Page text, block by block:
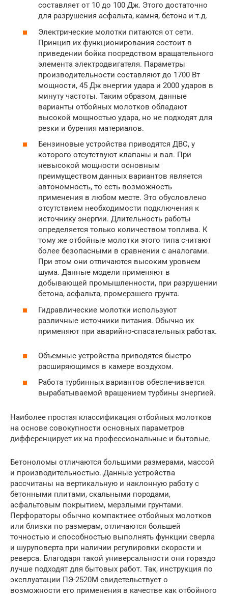
составляет от 10 до 100 Дж. Этого достаточно
для разрушения асфальта, камня, бетона и т.д.
Электрические молотки питаются от сети.
Принцип их функционирования состоит в
приведении бойка посредством вращательного
элемента электродвигателя. Параметры
производительности составляют до 1700 Вт
мощности, 45 Дж энергии удара и 2000 ударов в
минуту частоты. Таким образом, данные
варианты отбойных молотков обладают
высокой мощностью удара, но не подходят для
резки и бурения материалов.
Бензиновые устройства приводятся ДВС, у
которого отсутствуют клапаны и вал. При
невысокой мощности основным
преимуществом данных вариантов является
автономность, то есть возможность
применения в любом месте. Это обусловлено
отсутствием необходимости подключения к
источнику энергии. Длительность работы
определяется только количеством топлива. К
тому же отбойные молотки этого типа считают
более безопасными в сравнении с аналогами.
При этом они отличаются высоким уровнем
шума. Данные модели применяют в
добывающей промышленности, при разрушении
бетона, асфальта, промерзшего грунта.
Гидравлические молотки используют
различные источники питания. Обычно их
применяют при аварийно-спасательных работах.
Объемные устройства приводятся быстро
расширяющимся в камере воздухом.
Работа турбинных вариантов обеспечивается
вырабатываемой вращением турбины энергией.
Наиболее простая классификация отбойных молотков
на основе совокупности основных параметров
дифференцирует их на профессиональные и бытовые.
Бетоноломы отличаются большими размерами, массой
и производительностью. Данные устройства
рассчитаны на вертикальную и наклонную работу с
бетонными плитами, скальными породами,
асфальтовым покрытием, мерзлыми грунтами.
Перфораторы обычно компактнее отбойных молотков
или близки по размерам, отличаются большей
точностью и способностью выполнять функции сверла
и шуруповерта при наличии регулировки скорости и
реверса. Благодаря такой универсальности они гораздо
лучше подходят для бытовых работ. Так, инструкция по
эксплуатации ПЭ-2520М свидетельствует о
возможности его применения в качестве как отбойного